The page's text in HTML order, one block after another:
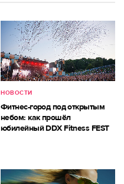
НОВОСТИ
Фитнес-город под открытым
небом: как прошёл
юбилейный DDX Fitness FEST